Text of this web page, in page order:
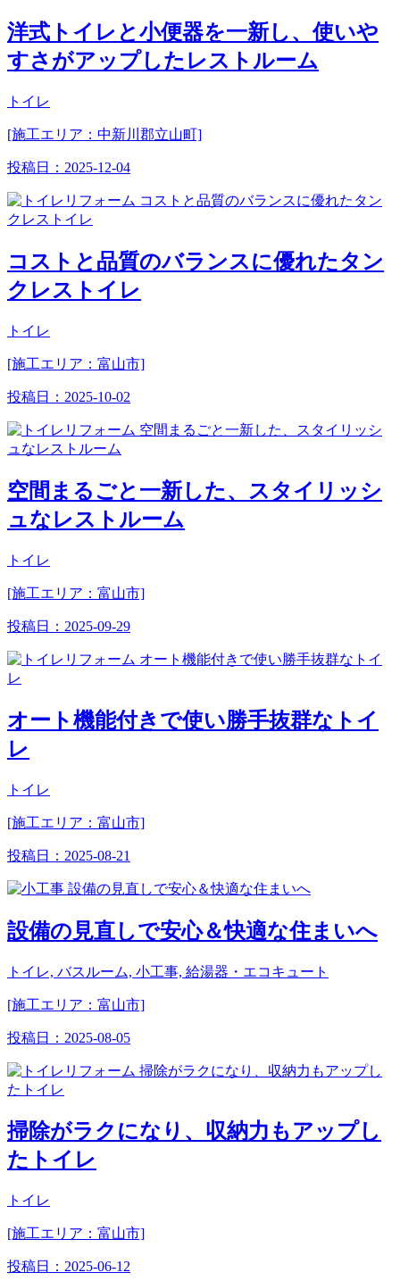
洋式トイレと小便器を一新し、使いや
すさがアップしたレストルーム
トイレ
[施工エリア：中新川郡立山町]
投稿日： 2025-12-04
コストと品質のバランスに優れたタン
クレストイレ
トイレ
[施工エリア：富山市]
投稿日： 2025-10-02
空間まるごと一新した、スタイリッシ
ュなレストルーム
トイレ
[施工エリア：富山市]
投稿日： 2025-09-29
オート機能付きで使い勝手抜群なトイ
レ
トイレ
[施工エリア：富山市]
投稿日： 2025-08-21
設備の見直しで安心＆快適な住まいへ
トイレ, バスルーム, 小工事, 給湯器・エコキュート
[施工エリア：富山市]
投稿日： 2025-08-05
掃除がラクになり、収納力もアップし
たトイレ
トイレ
[施工エリア：富山市]
投稿日： 2025-06-12